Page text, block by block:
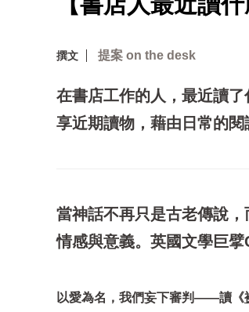
撰文 提案 on the desk
在書店工作的人，最近讀
享近期讀物，藉由日常的閱
當神話不再只是古老傳說
情感與意義。英國文學巨
以愛為名，我們妄下審判——讀 《